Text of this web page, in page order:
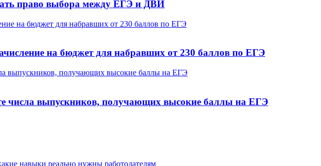
право выбора между ЕГЭ и ДВИ
на бюджет для набравших от 230 баллов по ЕГЭ
числа выпускников, получающих высокие баллы на ЕГЭ
навыки реально нужны работодателям